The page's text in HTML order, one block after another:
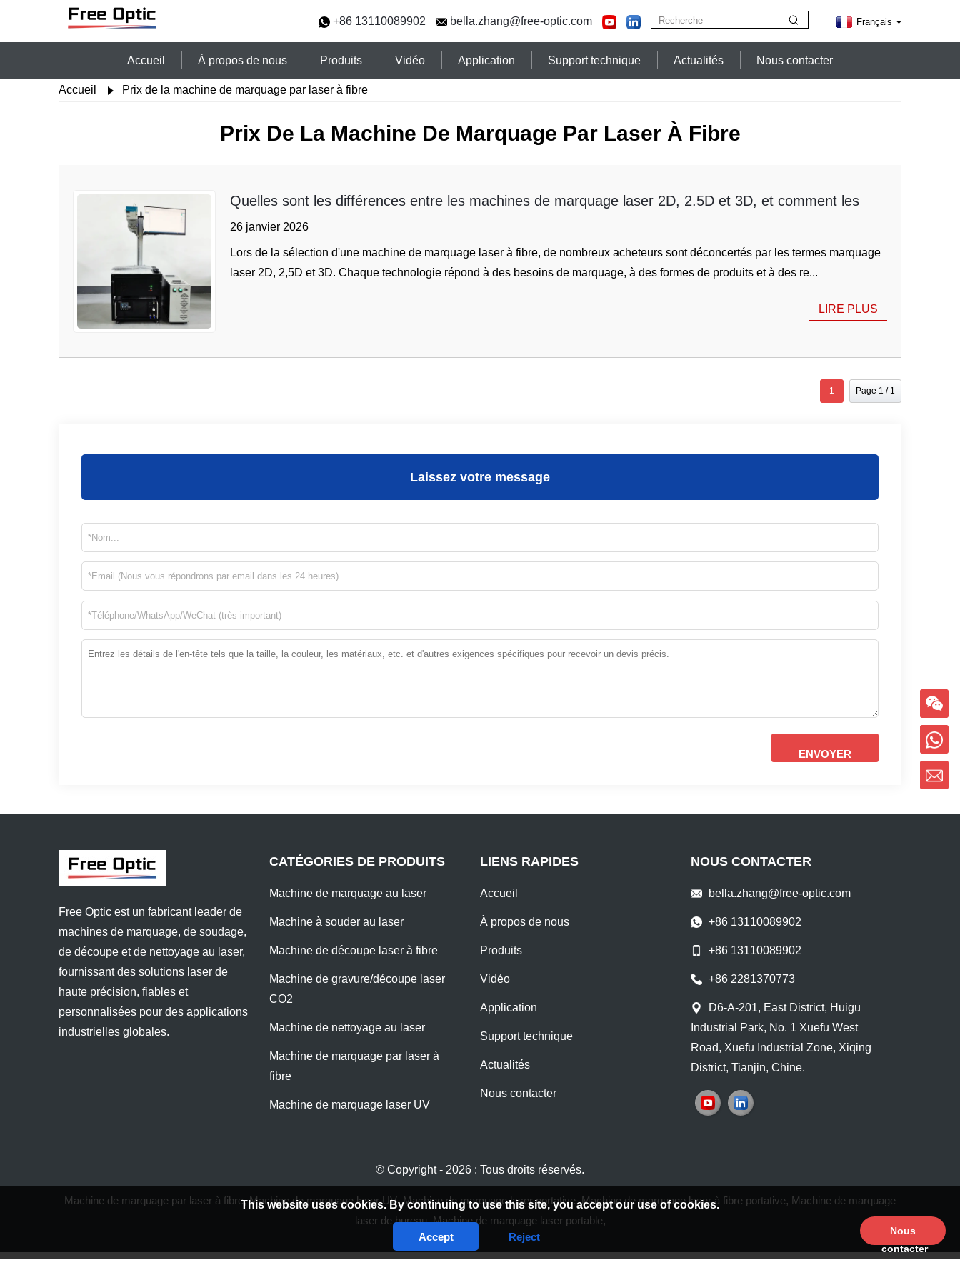
+86 13110089902 bella.zhang@free-optic.com Français
Accueil À propos de nous Produits Vidéo Application Support technique Actualités Nous contacter
Accueil Prix de la machine de marquage par laser à fibre
Prix De La Machine De Marquage Par Laser À Fibre
Quelles sont les différences entre les machines de marquage laser 2D, 2.5D et 3D, et comment les
choisir ?
26 janvier 2026
Lors de la sélection d'une machine de marquage laser à fibre, de nombreux acheteurs sont déconcertés par les termes marquage
laser 2D, 2,5D et 3D. Chaque technologie répond à des besoins de marquage, à des formes de produits et à des re...
LIRE PLUS
1 Page 1 / 1
Laissez votre message
ENVOYER
Free Optic est un fabricant leader de
machines de marquage, de soudage,
de découpe et de nettoyage au laser,
fournissant des solutions laser de
haute précision, fiables et
personnalisées pour des applications
industrielles globales.
CATÉGORIES DE PRODUITS
Machine de marquage au laser
Machine à souder au laser
Machine de découpe laser à fibre
Machine de gravure/découpe laser
CO2
Machine de nettoyage au laser
Machine de marquage par laser à
fibre
Machine de marquage laser UV
LIENS RAPIDES
Accueil
À propos de nous
Produits
Vidéo
Application
Support technique
Actualités
Nous contacter
NOUS CONTACTER
bella.zhang@free-optic.com
+86 13110089902
+86 13110089902
+86 2281370773
D6-A-201, East District, Huigu
Industrial Park, No. 1 Xuefu West
Road, Xuefu Industrial Zone, Xiqing
District, Tianjin, Chine.
© Copyright - 2026 : Tous droits réservés.
Machine de marquage par laser à fibre,Machine de marquage laser UV,Machine de marquage laser portative,Machine de marquage laser à fibre portative, Machine de marquage
laser de bureau,Machine de marquage laser portable,
Nous
contacter
This website uses cookies. By continuing to use this site, you accept our use of cookies.
Accept Reject